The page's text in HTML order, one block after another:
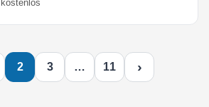
2 3 … 11 ›